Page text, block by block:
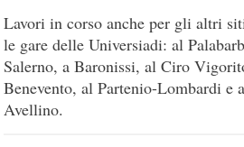
Lavori in corso anche per gli altri
le gare delle Universiadi: al
Salerno, a Baronissi, al Ciro
Benevento, al Partenio-Lombardi e
Avellino.